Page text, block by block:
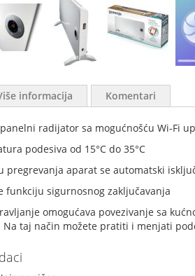
radijator sa mogućnošću Wi-Fi
podesiva od 15°C do 35°C
pregrevanja aparat se automatski
funkciju sigurnosnog zaključavanja
omogućava povezivanje sa
Na taj način možete pratiti i menjati
informacija Komentari